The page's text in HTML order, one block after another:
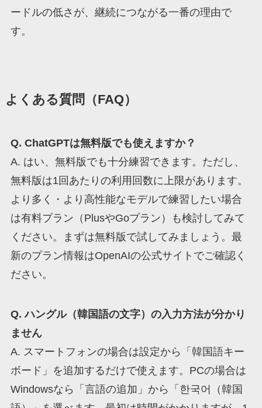
ードルの低さが、継続につながる一番の理由で
す。
よくある質問（FAQ）
Q. ChatGPTは無料版でも使えますか？
A. はい、無料版でも十分練習できます。ただし、
無料版は1回あたりの利用回数に上限があります。
より多く・より高性能なモデルで練習したい場合
は有料プラン（PlusやGoプラン）も検討してみて
ください。まずは無料版で試してみましょう。最
新のプラン情報はOpenAIの公式サイトでご確認く
ださい。
Q. ハングル（韓国語の文字）の入力方法が分かり
ません
A. スマートフォンの場合は設定から「韓国語キー
ボード」を追加するだけで使えます。PCの場合は
Windowsなら「言語の追加」から「한국어（韓国